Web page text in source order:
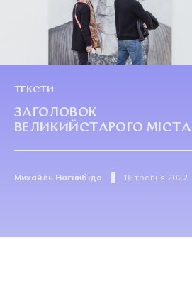
ТЕКСТИ
ЗАГОЛОВОК
ВЕЛИКИЙСТАРОГО МІСТА
Михайль Нагнибіда 16 травня 2022